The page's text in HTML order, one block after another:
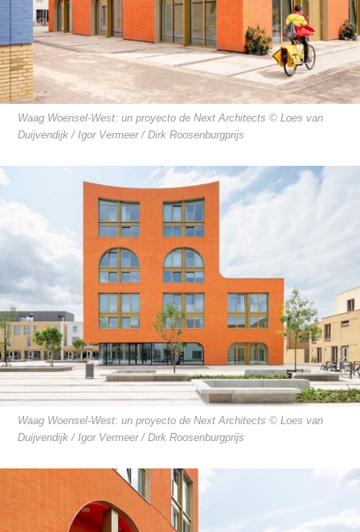
Waag Woensel-West: un proyecto de Next Architects © Loes van
Duijvendijk / Igor Vermeer / Dirk Roosenburgprijs
Waag Woensel-West: un proyecto de Next Architects © Loes van
Duijvendijk / Igor Vermeer / Dirk Roosenburgprijs